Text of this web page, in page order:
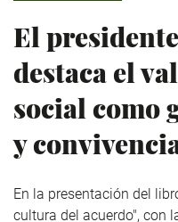
El
destaca el
social como
y
En la presentación del
cultura del acuerdo", con